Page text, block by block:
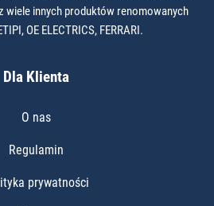
wiele innych produktów renomowanych
OE ELECTRICS, FERRARI.
Dla Klienta
O nas
Regulamin
prywatności